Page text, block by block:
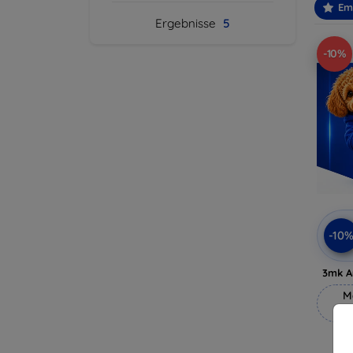
Ergebnisse 5
-10%
-10%
3mk